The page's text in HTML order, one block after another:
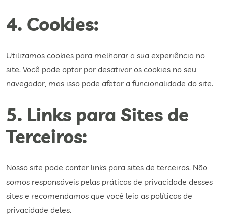
4. Cookies:
Utilizamos cookies para melhorar a sua experiência no
site. Você pode optar por desativar os cookies no seu
navegador, mas isso pode afetar a funcionalidade do site.
5. Links para Sites de
Terceiros:
Nosso site pode conter links para sites de terceiros. Não
somos responsáveis pelas práticas de privacidade desses
sites e recomendamos que você leia as políticas de
privacidade deles.